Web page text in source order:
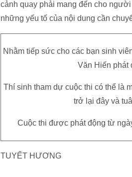
cảnh quay phải mang đến cho
những yếu tố của nội dung cần
Nhằm tiếp sức cho các bạn sinh
Văn Hiến phát
Thí sinh tham dự cuộc thi có thể là
trở lại đây và
Cuộc thi được phát động từ
TUYẾT HƯƠNG